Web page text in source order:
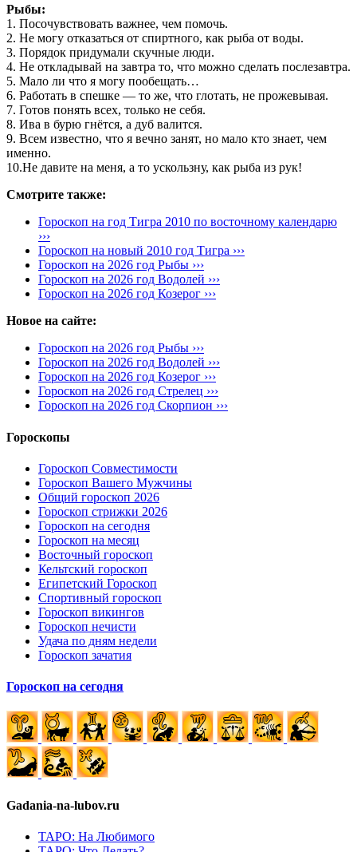
Рыбы:
1. Посочувствовать важнее, чем помочь.
2. Не могу отказаться от спиртного, как рыба от воды.
3. Порядок придумали скучные люди.
4. Не откладывай на завтра то, что можно сделать послезавтра.
5. Мало ли что я могу пообещать…
6. Работать в спешке — то же, что глотать, не прожевывая.
7. Готов понять всех, только не себя.
8. Ива в бурю гнётся, а дуб валится.
9. Всем известно, что я вечно занят, но мало кто знает, чем
именно.
10.Не давите на меня, а то ускользну, как рыба из рук!
Смотрите также:
Гороскоп на год Тигра 2010 по восточному календарю
›››
Гороскоп на новый 2010 год Тигра ›››
Гороскоп на 2026 год Рыбы ›››
Гороскоп на 2026 год Водолей ›››
Гороскоп на 2026 год Козерог ›››
Новое на сайте:
Гороскоп на 2026 год Рыбы ›››
Гороскоп на 2026 год Водолей ›››
Гороскоп на 2026 год Козерог ›››
Гороскоп на 2026 год Стрелец ›››
Гороскоп на 2026 год Скорпион ›››
Гороскопы
Гороскоп Совместимости
Гороскоп Вашего Мужчины
Общий гороскоп 2026
Гороскоп стрижки 2026
Гороскоп на сегодня
Гороскоп на месяц
Восточный гороскоп
Кельтский гороскоп
Египетский Гороскоп
Спортивный гороскоп
Гороскоп викингов
Гороскоп нечисти
Удача по дням недели
Гороскоп зачатия
Гороскоп на сегодня
Gadania-na-lubov.ru
ТАРО: На Любимого